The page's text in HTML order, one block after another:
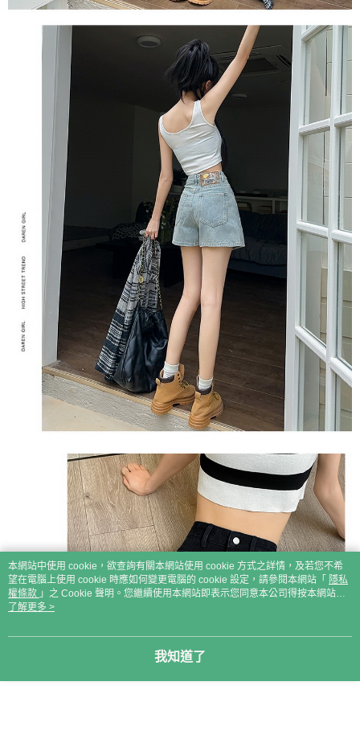
本網站中使用 cookie，欲查詢有關本網站使用 cookie 方式之詳情，及若您不希
望在電腦上使用 cookie 時應如何變更電腦的 cookie 設定，請參閱本網站「 隱私
權條款 」之 Cookie 聲明。您繼續使用本網站即表示您同意本公司得按本網站使
用條款之 Cookie 聲明使用 cookie。
了解更多 >
我知道了